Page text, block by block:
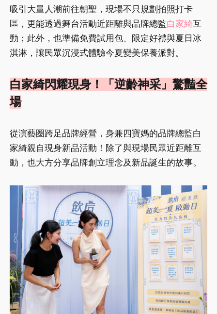
吸引大量人潮前往朝聖，現場不只規劃拍照打卡
區，更能透過舞台活動近距離與品牌總監白家綺互
動；此外，也準備免費試用包、限定好禮與夏日冰
淇淋，讓民眾沉浸式體驗今夏變美保養派對。
白家綺閃耀現身！「逆齡神采」驚豔全
場
從演藝圈跨足品牌經營，身兼四寶媽的品牌總監白
家綺親自現身新品活動！除了與現場民眾近距離互
動，也大方分享品牌創立理念及新品誕生的故事。